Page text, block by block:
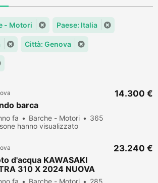
- Motori Paese: Italia
Città: Genova
barca
fa Barche - Motori
365
hanno visualizzato
14.300 €
d'acqua KAWASAKI
310 X 2024 NUOVA
fa Barche - Motori
285
23.240 €